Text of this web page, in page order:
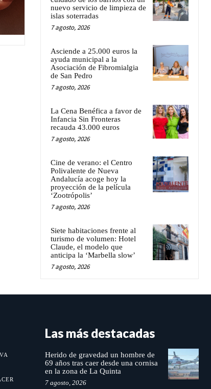
nuevo servicio de limpieza de
islas soterradas
7 agosto, 2026
Asciende a 25.000 euros la
ayuda municipal a la
Asociación de Fibromialgia
de San Pedro
7 agosto, 2026
La Cena Benéfica a favor de
Infancia Sin Fronteras
recauda 43.000 euros
7 agosto, 2026
Cine de verano: el Centro
Polivalente de Nueva
Andalucía acoge hoy la
proyección de la película
‘Zootrópolis’
7 agosto, 2026
Siete habitaciones frente al
turismo de volumen: Hotel
Claude, el modelo que
anticipa la ‘Marbella slow’
7 agosto, 2026
Las más destacadas
Herido de gravedad un hombre de
69 años tras caer desde una cornisa
en la zona de La Quinta
7 agosto, 2026